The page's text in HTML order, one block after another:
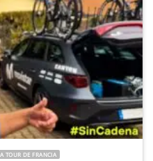
TOUR DE FRANCIA